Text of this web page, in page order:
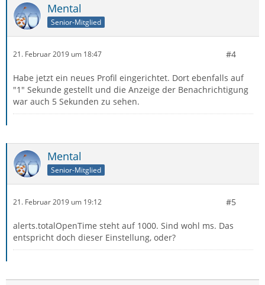
Mental
Senior-Mitglied
21. Februar 2019 um 18:47 #4
Habe jetzt ein neues Profil eingerichtet. Dort ebenfalls auf
"1" Sekunde gestellt und die Anzeige der Benachrichtigung
war auch 5 Sekunden zu sehen.
Mental
Senior-Mitglied
21. Februar 2019 um 19:12 #5
alerts.totalOpenTime steht auf 1000. Sind wohl ms. Das
entspricht doch dieser Einstellung, oder?